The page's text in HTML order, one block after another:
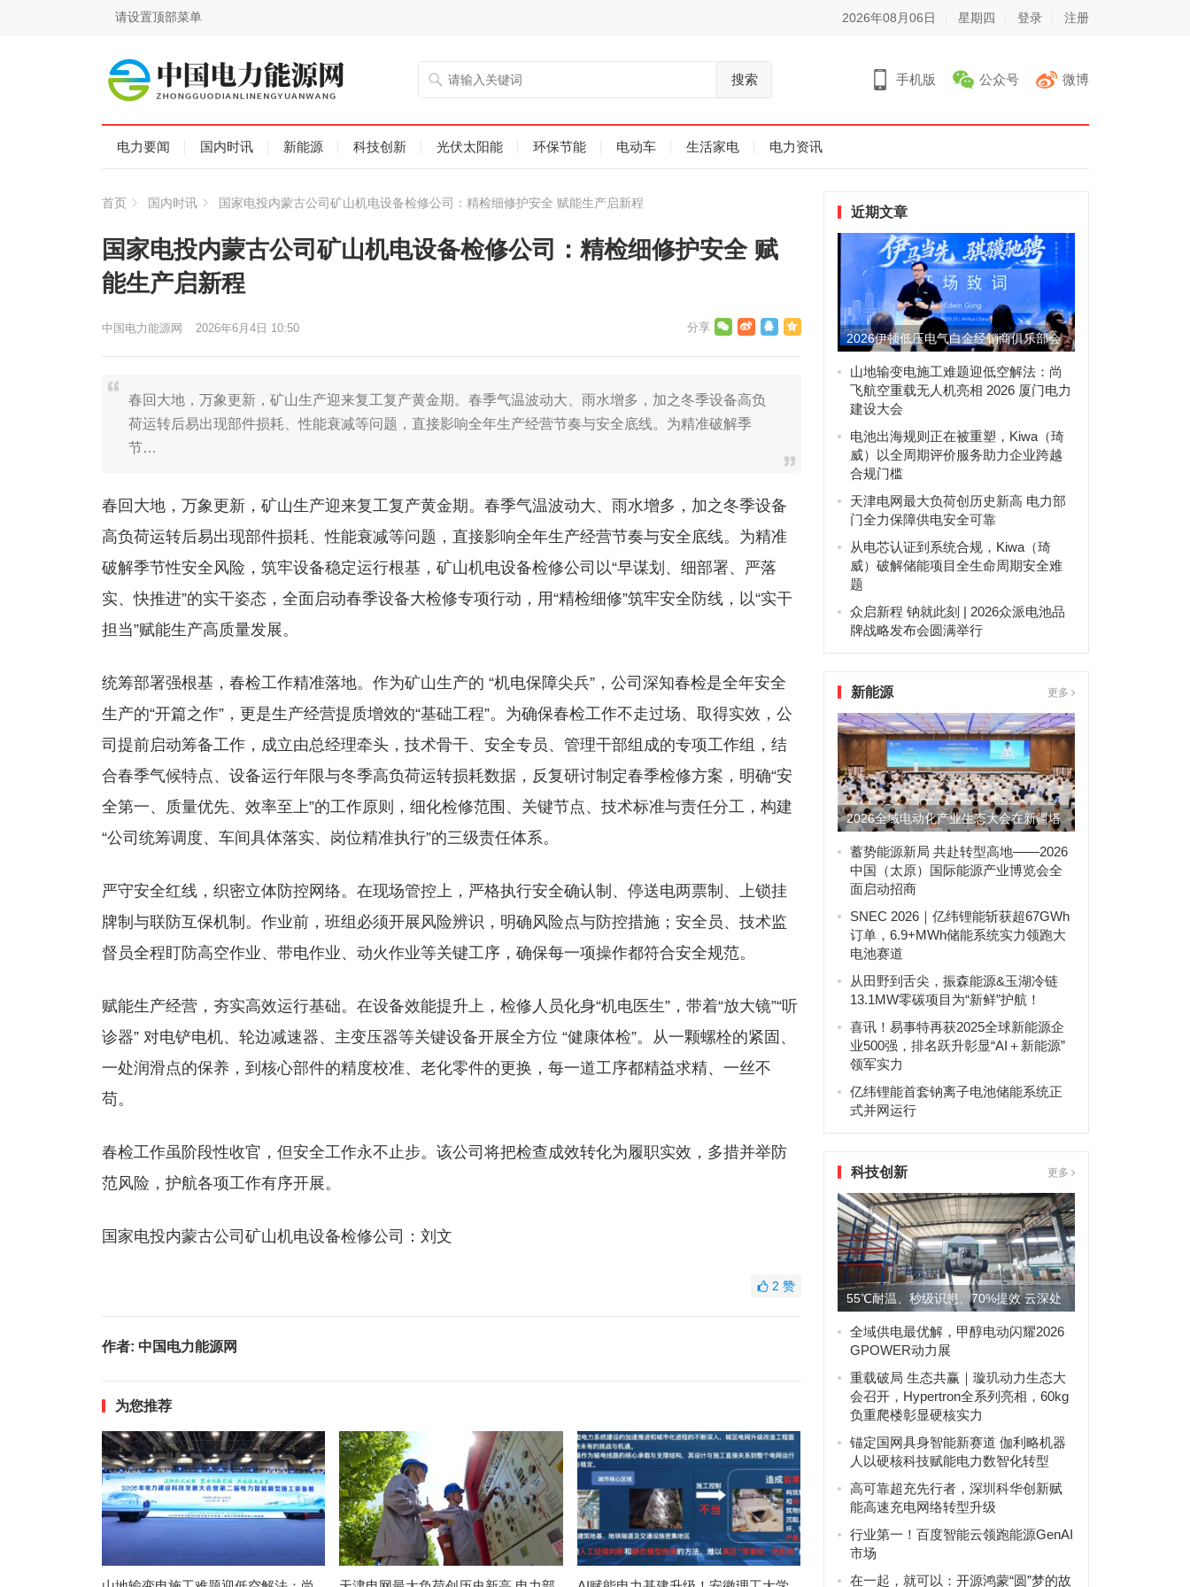
请设置顶部菜单 2026年08月06日 星期四 登录 注册
搜索 手机版 公众号 微博
电力要闻 国内时讯 新能源 科技创新 光伏太阳能 环保节能 电动车 生活家电 电力资讯
首页 国内时讯 国家电投内蒙古公司矿山机电设备检修公司：精检细修护安全 赋能生产启新程
国家电投内蒙古公司矿山机电设备检修公司：精检细修护安全 赋
能生产启新程
中国电力能源网 2026年6月4日 10:50
春回大地，万象更新，矿山生产迎来复工复产黄金期。春季气温波动大、雨水增多，加之冬季设备高负
荷运转后易出现部件损耗、性能衰减等问题，直接影响全年生产经营节奏与安全底线。为精准破解季
节…
春回大地，万象更新，矿山生产迎来复工复产黄金期。春季气温波动大、雨水增多，加之冬季设备
高负荷运转后易出现部件损耗、性能衰减等问题，直接影响全年生产经营节奏与安全底线。为精准
破解季节性安全风险，筑牢设备稳定运行根基，矿山机电设备检修公司以“早谋划、细部署、严落
实、快推进”的实干姿态，全面启动春季设备大检修专项行动，用“精检细修”筑牢安全防线，以“实干
担当”赋能生产高质量发展。
统筹部署强根基，春检工作精准落地。作为矿山生产的 “机电保障尖兵”，公司深知春检是全年安全
生产的“开篇之作”，更是生产经营提质增效的“基础工程”。为确保春检工作不走过场、取得实效，公
司提前启动筹备工作，成立由总经理牵头，技术骨干、安全专员、管理干部组成的专项工作组，结
合春季气候特点、设备运行年限与冬季高负荷运转损耗数据，反复研讨制定春季检修方案，明确“安
全第一、质量优先、效率至上”的工作原则，细化检修范围、关键节点、技术标准与责任分工，构建
“公司统筹调度、车间具体落实、岗位精准执行”的三级责任体系。
严守安全红线，织密立体防控网络。在现场管控上，严格执行安全确认制、停送电两票制、上锁挂
牌制与联防互保机制。作业前，班组必须开展风险辨识，明确风险点与防控措施；安全员、技术监
督员全程盯防高空作业、带电作业、动火作业等关键工序，确保每一项操作都符合安全规范。
赋能生产经营，夯实高效运行基础。在设备效能提升上，检修人员化身“机电医生”，带着“放大镜”“听
诊器” 对电铲电机、轮边减速器、主变压器等关键设备开展全方位 “健康体检”。从一颗螺栓的紧固、
一处润滑点的保养，到核心部件的精度校准、老化零件的更换，每一道工序都精益求精、一丝不
苟。
春检工作虽阶段性收官，但安全工作永不止步。该公司将把检查成效转化为履职实效，多措并举防
范风险，护航各项工作有序开展。
国家电投内蒙古公司矿山机电设备检修公司：刘文
2 赞
作者: 中国电力能源网
为您推荐
近期文章
2026伊顿低压电气白金经销商俱乐部会
议圆满举办，携手共拓增...
山地输变电施工难题迎低空解法：尚
飞航空重载无人机亮相 2026 厦门电力
建设大会
电池出海规则正在被重塑，Kiwa（琦
威）以全周期评价服务助力企业跨越
合规门槛
天津电网最大负荷创历史新高 电力部
门全力保障供电安全可靠
从电芯认证到系统合规，Kiwa（琦
威）破解储能项目全生命周期安全难
题
众启新程 钠就此刻 | 2026众派电池品
牌战略发布会圆满举行
新能源 更多
2026全域电动化产业生态大会在新疆塔
城盛大开幕
蓄势能源新局 共赴转型高地——2026
中国（太原）国际能源产业博览会全
面启动招商
SNEC 2026｜亿纬锂能斩获超67GWh
订单，6.9+MWh储能系统实力领跑大
电池赛道
从田野到舌尖，振森能源&玉湖冷链
13.1MW零碳项目为“新鲜”护航！
喜讯！易事特再获2025全球新能源企
业500强，排名跃升彰显“AI＋新能源”
领军实力
亿纬锂能首套钠离子电池储能系统正
式并网运行
科技创新 更多
55℃耐温、秒级识患、70%提效 云深处
机器狗上岗国网电力物...
全域供电最优解，甲醇电动闪耀2026
GPOWER动力展
重载破局 生态共赢｜璇玑动力生态大
会召开，Hypertron全系列亮相，60kg
负重爬楼彰显硬核实力
锚定国网具身智能新赛道 伽利略机器
人以硬核科技赋能电力数智化转型
高可靠超充先行者，深圳科华创新赋
能高速充电网络转型升级
行业第一！百度智能云领跑能源GenAI
市场
在一起，就可以：开源鸿蒙“圆”梦的故